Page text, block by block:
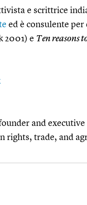
e scrittrice
ed è consulente
2001) e Ten reasons
and
rights, trade, and